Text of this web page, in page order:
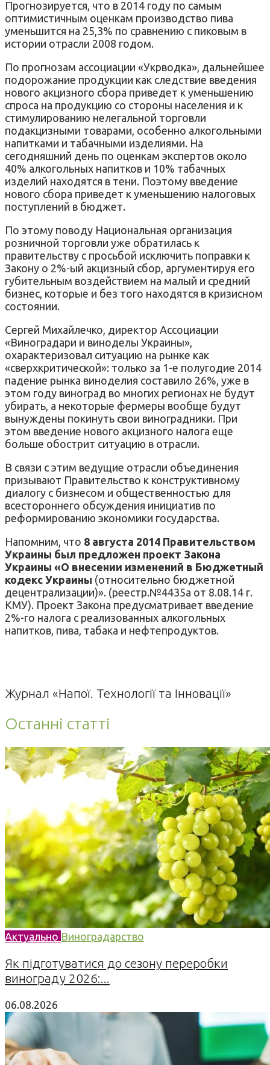
Прогнозируется, что в 2014 году по самым
оптимистичным оценкам производство пива
уменьшится на 25,3% по сравнению с пиковым в
истории отрасли 2008 годом.
По прогнозам ассоциации «Укрводка», дальнейшее
подорожание продукции как следствие введения
нового акцизного сбора приведет к уменьшению
спроса на продукцию со стороны населения и к
стимулированию нелегальной торговли
подакцизными товарами, особенно алкогольными
напитками и табачными изделиями. На
сегодняшний день по оценкам экспертов около
40% алкогольных напитков и 10% табачных
изделий находятся в тени. Поэтому введение
нового сбора приведет к уменьшению налоговых
поступлений в бюджет.
По этому поводу Национальная организация
розничной торговли уже обратилась к
правительству с просьбой исключить поправки к
Закону о 2%-ый акцизный сбор, аргументируя его
губительным воздействием на малый и средний
бизнес, которые и без того находятся в кризисном
состоянии.
Сергей Михайлечко, директор Ассоциации
«Виноградари и виноделы Украины»,
охарактеризовал ситуацию на рынке как
«сверхкритической»: только за 1-е полугодие 2014
падение рынка виноделия составило 26%, уже в
этом году виноград во многих регионах не будут
убирать, а некоторые фермеры вообще будут
вынуждены покинуть свои виноградники. При
этом введение нового акцизного налога еще
больше обострит ситуацию в отрасли.
В связи с этим ведущие отрасли объединения
призывают Правительство к конструктивному
диалогу с бизнесом и общественностью для
всестороннего обсуждения инициатив по
реформированию экономики государства.
Напомним, что 8 августа 2014 Правительством
Украины был предложен проект Закона
Украины «О внесении изменений в Бюджетный
кодекс Украины (относительно бюджетной
децентрализации)». (реестр.№4435а от 8.08.14 г.
КМУ). Проект Закона предусматривает введение
2%-го налога с реализованных алкогольных
напитков, пива, табака и нефтепродуктов.
Журнал «Напої. Технології та Інновації»
Останні статті
Актуально Виноградарство
Як підготуватися до сезону переробки
винограду 2026:...
06.08.2026